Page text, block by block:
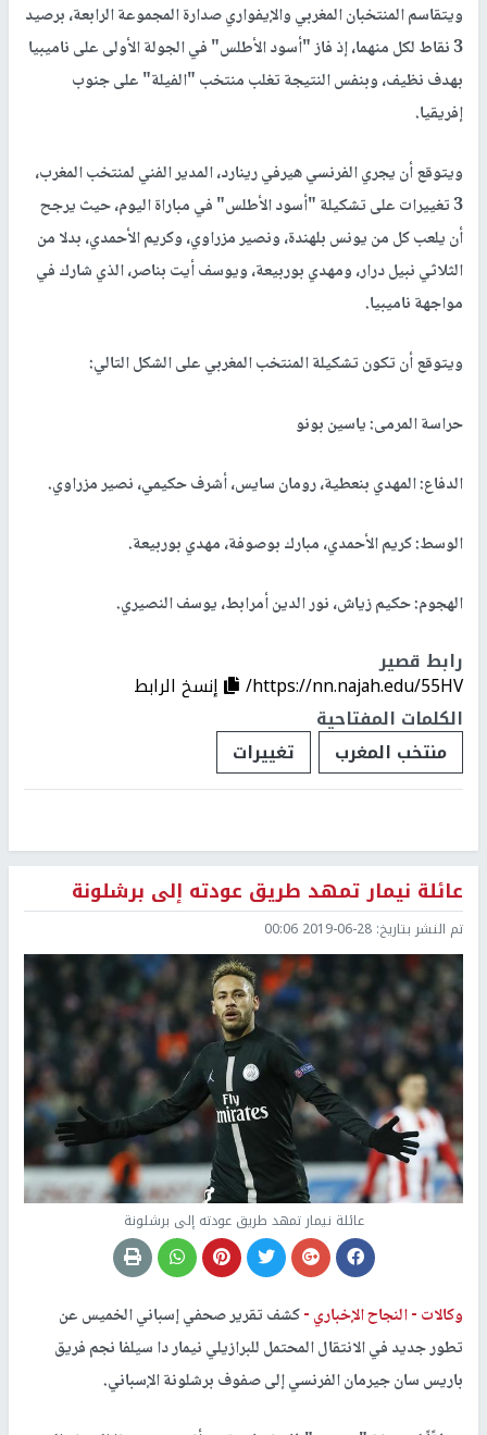
ويتقاسم المنتخبان المغربي والإيفواري صدارة المجموعة الرابعة، برصيد
3 نقاط لكل منهما، إذ فاز "أسود الأطلس" في الجولة الأولى على ناميبيا
بهدف نظيف، وبنفس النتيجة تغلب منتخب "الفيلة" على جنوب
إفريقيا.
ويتوقع أن يجري الفرنسي هيرفي رينارد، المدير الفني لمنتخب المغرب،
3 تغييرات على تشكيلة "أسود الأطلس" في مباراة اليوم، حيث يرجح
أن يلعب كل من يونس بلهندة، ونصير مزراوي، وكريم الأحمدي، بدلا من
الثلاثي نبيل درار، ومهدي بوربيعة، ويوسف أيت بناصر، الذي شارك في
مواجهة ناميبيا.
ويتوقع أن تكون تشكيلة المنتخب المغربي على الشكل التالي:
حراسة المرمى: ياسين بونو
الدفاع: المهدي بنعطية، رومان سايس، أشرف حكيمي، نصير مزراوي.
الوسط: كريم الأحمدي، مبارك بوصوفة، مهدي بوربيعة.
الهجوم: حكيم زياش، نور الدين أمرابط، يوسف النصيري.
رابط قصير
https://nn.najah.edu/55HV/
إنسخ الرابط
الكلمات المفتاحية
منتخب المغرب
تغييرات
عائلة نيمار تمهد طريق عودته إلى برشلونة
تم النشر بتاريخ: 2019-06-28 00:06
عائلة نيمار تمهد طريق عودته إلى برشلونة
وكالات -النجاح الإخباري -كشف تقرير صحفي إسباني الخميس عن
تطور جديد في الانتقال المحتمل للبرازيلي نيمار دا سيلفا نجم فريق
باريس سان جيرمان الفرنسي إلى صفوف برشلونة الإسباني.